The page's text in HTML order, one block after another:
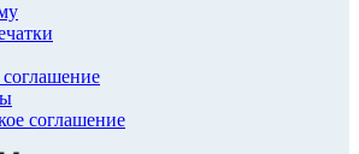
соглашение